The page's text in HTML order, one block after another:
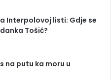
Interpolovoj listi: Gdje se
Tošić?
na putu ka moru u